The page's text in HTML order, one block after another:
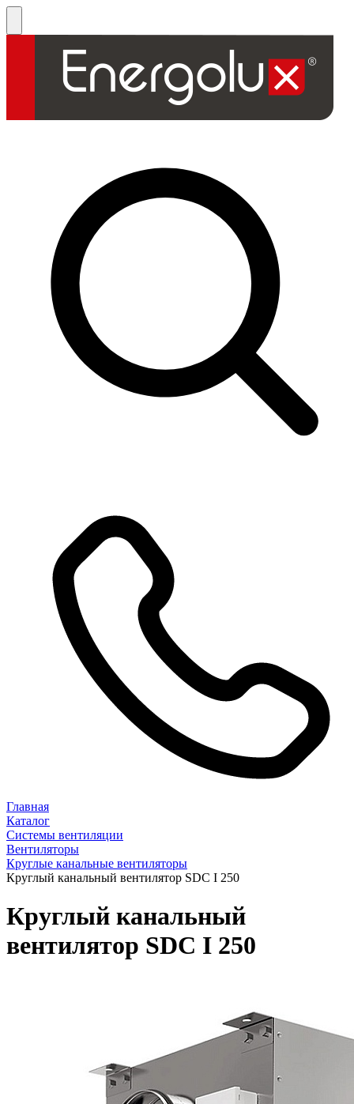
Главная
Каталог
Системы вентиляции
Вентиляторы
Круглые канальные вентиляторы
Круглый канальный вентилятор SDC I 250
Круглый канальный
вентилятор SDC I 250